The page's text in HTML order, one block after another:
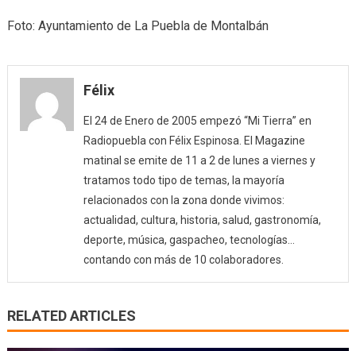
Foto: Ayuntamiento de La Puebla de Montalbán
Félix
El 24 de Enero de 2005 empezó “Mi Tierra” en
Radiopuebla con Félix Espinosa. El Magazine
matinal se emite de 11 a 2 de lunes a viernes y
tratamos todo tipo de temas, la mayoría
relacionados con la zona donde vivimos:
actualidad, cultura, historia, salud, gastronomía,
deporte, música, gaspacheo, tecnologías…
contando con más de 10 colaboradores.
RELATED ARTICLES